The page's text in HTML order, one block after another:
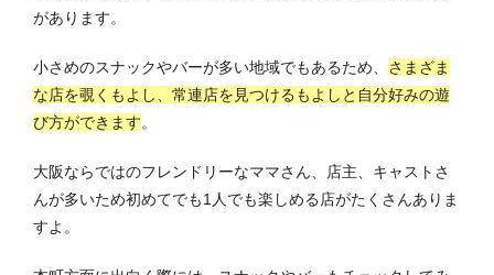
があります。
小さめのスナックやバーが多い地域でもあるため、 さまざま
な店を覗くもよし、常連店を見つけるもよしと自分好みの遊
び方ができます。
大阪ならではのフレンドリーなママさん、店主、キャストさ
んが多いため初めてでも1人でも楽しめる店がたくさんありま
すよ。